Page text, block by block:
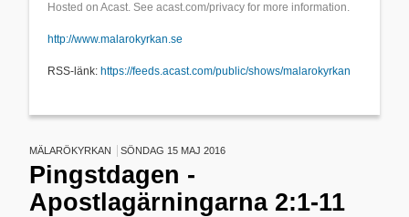
Hosted on Acast. Seeacast.com/privacy for more information.
http://www.malarokyrkan.se
RSS-länk: https://feeds.acast.com/public/shows/malarokyrkan
MÄLARÖKYRKAN SÖNDAG 15 MAJ 2016
Pingstdagen -
Apostlagärningarna 2:1-11